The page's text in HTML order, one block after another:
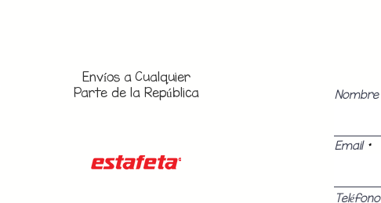
Envíos aCualquier
Parte de la República
Nombre
Email
Teléfono